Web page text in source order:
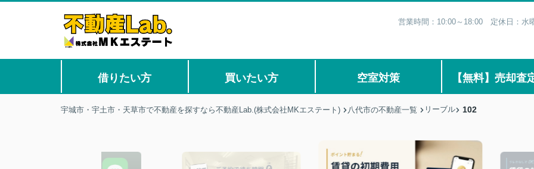
営業時間：10:00～18:00 定休日：水
借りたい方 買いたい方 空室対策 【無料】売却査
宇城市・宇土市・天草市で不動産を探すなら不動産Lab.(株式会社MKエステート) 八代市の不動産一覧 リーブル 102